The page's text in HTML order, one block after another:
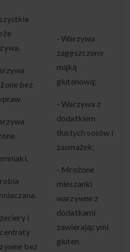
bez
i
bez
- Warzywa
zagęszczone
mąką
glutenową;
- Warzywa z
dodatkiem
tłustych sosów i
zasmażek;
- Mrożone
mieszanki
warzywne z
dodatkami
zawierającymi
gluten.